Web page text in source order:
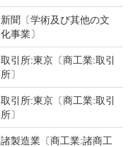
新聞〔学術及び其他の文
化事業〕
取引所:東京〔商工業:取引
所〕
取引所:東京〔商工業:取引
所〕
諸製造業〔商工業:諸商工